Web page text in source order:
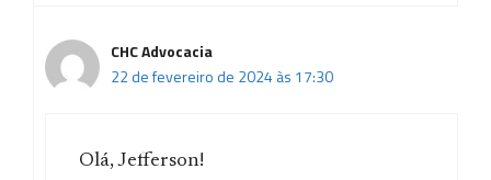
CHC Advocacia
22 de fevereiro de 2024 às 17:30
Olá, Jefferson!